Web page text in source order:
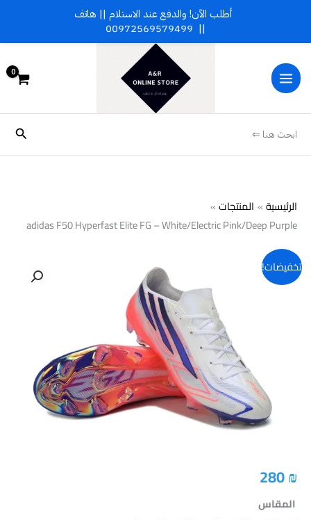
المحتوى
ابحث هنا ⇐
الرئيسية
المنتجات
adidas F50 Hyperfast Elite FG – White/Electric Pink/Deep Purple
تخفيضات!
280₪
المقاس
كمية
adidas
White/Electric
Pink/Deep
أطلب الآن! والدفع عند الاستلام || هاتف
||
00972569579499